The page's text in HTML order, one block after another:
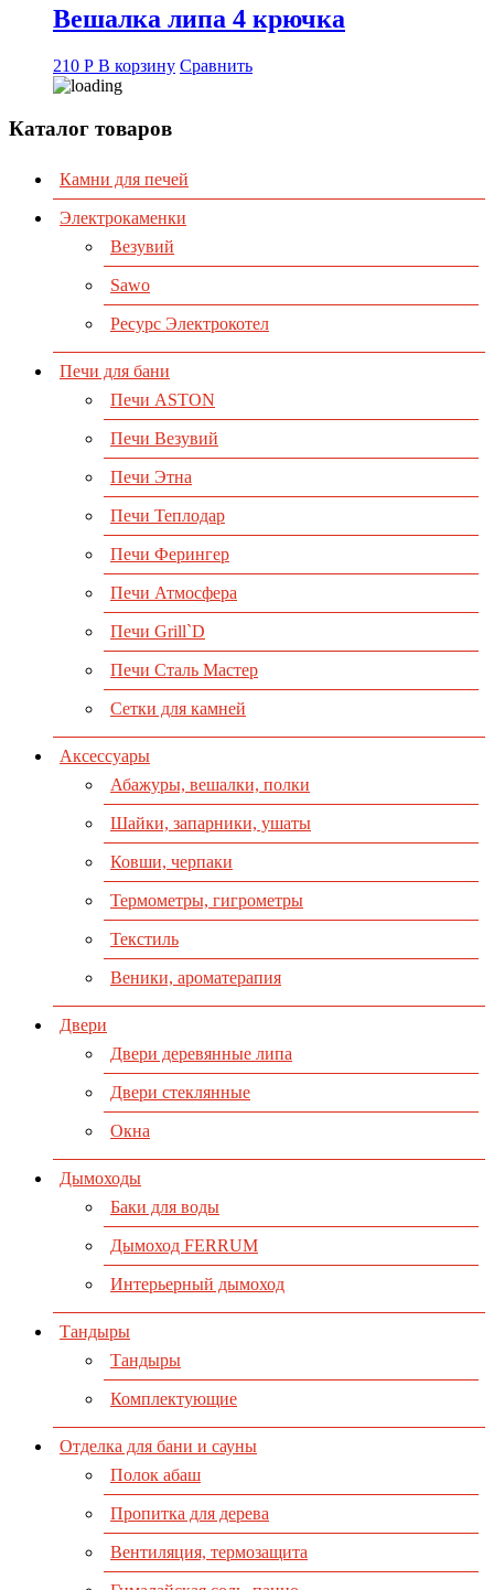
Вешалка липа 4 крючка
210 Р В корзину Сравнить
Каталог товаров
Камни для печей
Электрокаменки
Везувий
Sawo
Ресурс Электрокотел
Печи для бани
Печи ASTON
Печи Везувий
Печи Этна
Печи Теплодар
Печи Ферингер
Печи Атмосфера
Печи Grill`D
Печи Сталь Мастер
Сетки для камней
Аксессуары
Абажуры, вешалки, полки
Шайки, запарники, ушаты
Ковши, черпаки
Термометры, гигрометры
Текстиль
Веники, ароматерапия
Двери
Двери деревянные липа
Двери стеклянные
Окна
Дымоходы
Баки для воды
Дымоход FERRUM
Интерьерный дымоход
Тандыры
Тандыры
Комплектующие
Отделка для бани и сауны
Полок абаш
Пропитка для дерева
Вентиляция, термозащита